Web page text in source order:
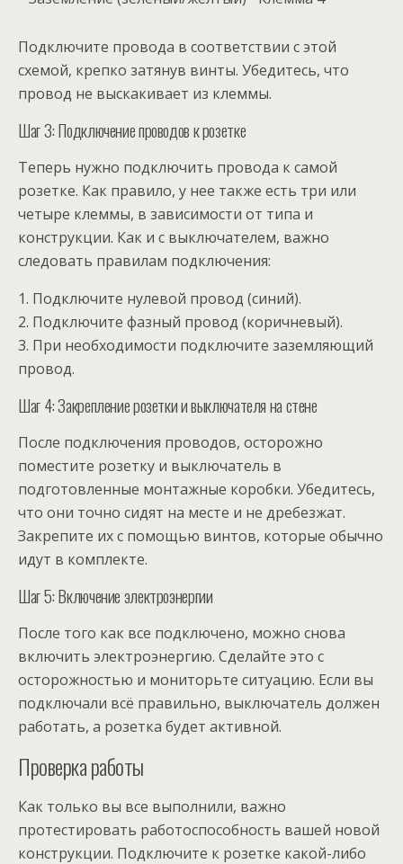
Подключите провода в соответствии с этой
схемой, крепко затянув винты. Убедитесь, что
провод не выскакивает из клеммы.
Шаг 3: Подключение проводов к розетке
Теперь нужно подключить провода к самой
розетке. Как правило, у нее также есть три или
четыре клеммы, в зависимости от типа и
конструкции. Как и с выключателем, важно
следовать правилам подключения:
1. Подключите нулевой провод (синий).
2. Подключите фазный провод (коричневый).
3. При необходимости подключите заземляющий
провод.
Шаг 4: Закрепление розетки и выключателя на стене
После подключения проводов, осторожно
поместите розетку и выключатель в
подготовленные монтажные коробки. Убедитесь,
что они точно сидят на месте и не дребезжат.
Закрепите их с помощью винтов, которые обычно
идут в комплекте.
Шаг 5: Включение электроэнергии
После того как все подключено, можно снова
включить электроэнергию. Сделайте это с
осторожностью и мониторьте ситуацию. Если вы
подключали всё правильно, выключатель должен
работать, а розетка будет активной.
Проверка работы
Как только вы все выполнили, важно
протестировать работоспособность вашей новой
конструкции. Подключите к розетке какой-либо